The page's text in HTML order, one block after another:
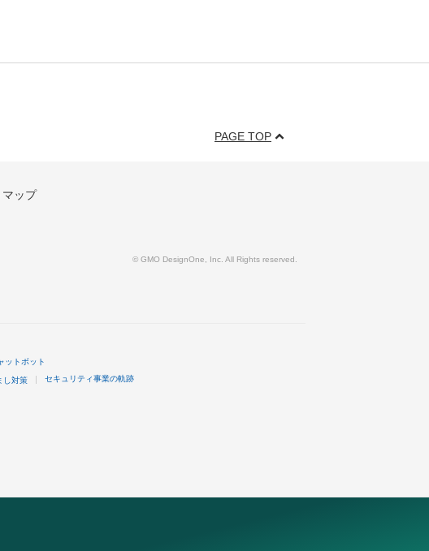
PAGE TOP
ップ
© GMO DesignOne, Inc. All Rights reserved.
ットボット
し対策 セキュリティ事業の軌跡